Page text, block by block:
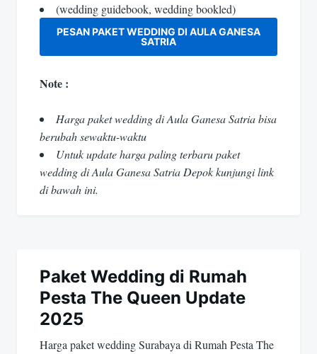
(wedding guidebook, wedding bookled)
PESAN PAKET WEDDING DI AULA GANESA
SATRIA
Note :
Harga paket wedding di Aula Ganesa Satria bisa
berubah sewaktu-waktu
Untuk update harga paling terbaru paket
wedding di Aula Ganesa Satria Depok kunjungi link
di bawah ini.
Paket Wedding di Rumah
Pesta The Queen Update
2025
Harga paket wedding Surabaya di Rumah Pesta The